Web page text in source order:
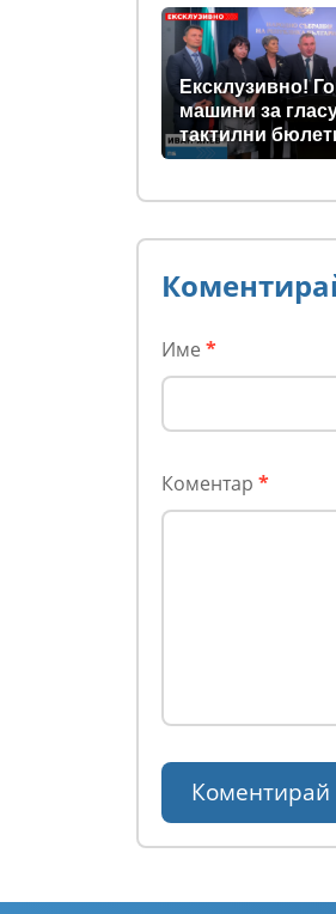
се запазва
Ексклузивно!
машини за
тактилни
незрящите
правила!
Име *
Коментар *